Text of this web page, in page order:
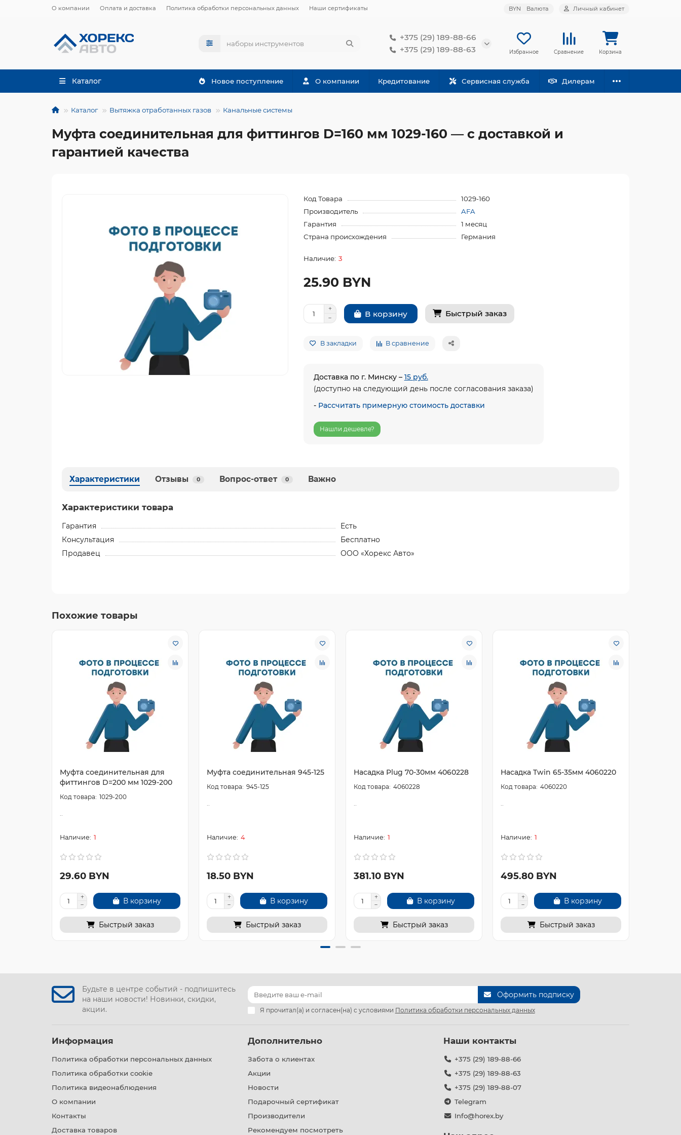
О компании Оплата и доставка Политика обработки персональных данных Наши сертификаты BYN Валюта Личный кабинет
+375 (29) 189-88-66
+375 (29) 189-88-63
Избранное Сравнение Корзина
Каталог Новое поступление О компании Кредитование Сервисная служба Дилерам
Каталог Вытяжка отработанных газов Канальные системы
Муфта соединительная для фиттингов D=160 мм 1029-160 — с доставкой и
гарантией качества
Код Товара
1029-160
Производитель
AFA
Гарантия
1 месяц
Страна происхождения
Германия
3
25.90 BYN
В корзину Быстрый заказ
В закладки В сравнение
Доставка по г. Минску – 15 руб.
(доступно на следующий день после согласования заказа)
- Рассчитать примерную стоимость доставки
Нашли дешевле?
Характеристики Отзывы 0 Вопрос-ответ 0 Важно
Характеристики товара
Гарантия
Есть
Консультация
Бесплатно
Продавец
ООО «Хорекс Авто»
Похожие товары
Муфта соединительная для
фиттингов D=200 мм 1029-200
1029-200
1
29.60 BYN
В корзину
Быстрый заказ
Муфта соединительная 945-125
945-125
4
18.50 BYN
В корзину
Быстрый заказ
Насадка Plug 70-30мм 4060228
4060228
1
381.10 BYN
В корзину
Быстрый заказ
Насадка Twin 65-35мм 4060220
4060220
1
495.80 BYN
В корзину
Быстрый заказ
Будьте в центре событий - подпишитесь
на наши новости! Новинки, скидки,
акции.
Оформить подписку
Я прочитал(а) и согласен(на) с условиями Политика обработки персональных данных
Информация
Политика обработки персональных данных
Политика обработки cookie
Политика видеонаблюдения
О компании
Контакты
Доставка товаров
Дополнительно
Забота о клиентах
Акции
Новости
Подарочный сертификат
Производители
Рекомендуем посмотреть
Наши контакты
+375 (29) 189-88-66
+375 (29) 189-88-63
+375 (29) 189-88-07
Telegram
Info@horex.by